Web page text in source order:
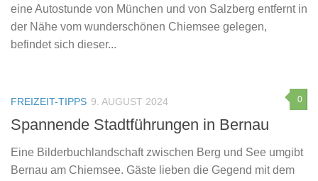
eine Autostunde von München und von Salzberg entfernt in
der Nähe vom wunderschönen Chiemsee gelegen,
befindet sich dieser...
0
FREIZEIT-TIPPS 9. AUGUST 2024
Spannende Stadtführungen in Bernau
Eine Bilderbuchlandschaft zwischen Berg und See umgibt
Bernau am Chiemsee. Gäste lieben die Gegend mit dem